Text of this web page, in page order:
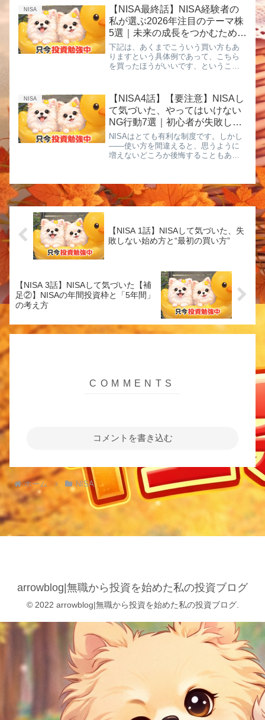
240万円）この2つを同時に使えるのが
大きな特徴です。でも多くの...
NISA
【NISA最終話】NISA経験者の
私が選ぶ2026年注目のテーマ株
5選｜未来の成長をつかむための
投資ヒント
下記は、あくまでこういう買い方もあ
りますという具体例であって、こちら
を買ったほうがいいです、ということ
いたことあるけど、結局どのテーマが
伸びるの？」そんな悩みを持つ方へ
──...
NISA
【NISA4話】【要注意】NISAし
て気づいた、やってはいけない
NG行動7選｜初心者が失敗しや
すいポイント
NISAはとても有利な制度です。しかし
――使い方を間違えると、思うように
増えないどころか後悔することもあり
い行動」を知っておくこと。今回は、
初心者が特にやりがちなNI...
【NISA 1話】NISAして気づいた、失
敗しない始め方と“最初の買い方”
【NISA 3話】NISAして気づいた【補
足②】NISAの年間投資枠と「5年間」
の考え方
コメントを書き込む
ホーム NISA
arrowblog|無職から投資を始めた私の投資ブログ
© 2022 arrowblog|無職から投資を始めた私の投資ブログ.